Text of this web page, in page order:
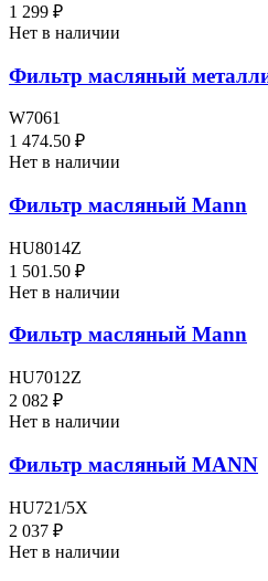
1 299 ₽
Нет в наличии
Фильтр масляный
W7061
1 474.50 ₽
Нет в наличии
Фильтр масляный Mann
HU8014Z
1 501.50 ₽
Нет в наличии
Фильтр масляный Mann
HU7012Z
2 082 ₽
Нет в наличии
Фильтр масляный MANN
HU721/5X
2 037 ₽
Нет в наличии